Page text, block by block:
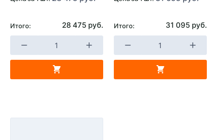
Итого: 28 475 руб. Итого: 31 095 руб.